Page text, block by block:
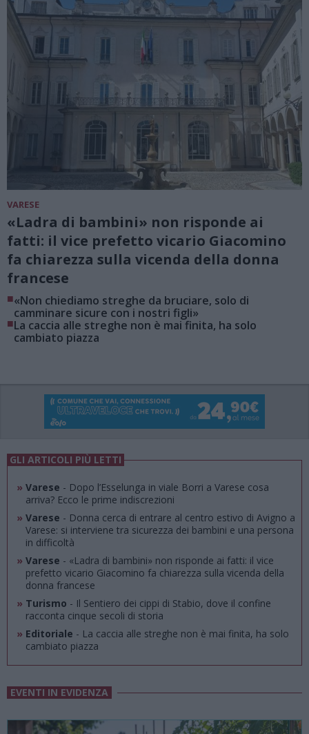
VARESE
«Ladra di bambini» non risponde ai
fatti: il vice prefetto vicario Giacomino
fa chiarezza sulla vicenda della donna
francese
■«Non chiediamo streghe da bruciare, solo di
camminare sicure con i nostri figli»
■La caccia alle streghe non è mai finita, ha solo
cambiato piazza
GLI ARTICOLI PIÙ LETTI
» Varese - Dopo l’Esselunga in viale Borri a Varese cosa
arriva? Ecco le prime indiscrezioni
» Varese - Donna cerca di entrare al centro estivo di Avigno a
Varese: si interviene tra sicurezza dei bambini e una persona
in difficoltà
» Varese - «Ladra di bambini» non risponde ai fatti: il vice
prefetto vicario Giacomino fa chiarezza sulla vicenda della
donna francese
» Turismo - Il Sentiero dei cippi di Stabio, dove il confine
racconta cinque secoli di storia
» Editoriale - La caccia alle streghe non è mai finita, ha solo
cambiato piazza
EVENTI IN EVIDENZA